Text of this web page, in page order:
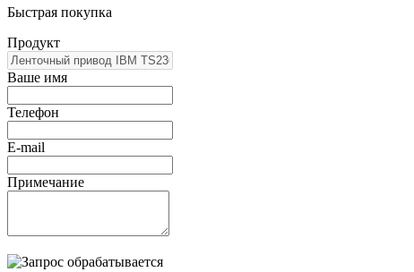
Быстрая покупка
Продукт
Ваше имя
Телефон
E-mail
Примечание